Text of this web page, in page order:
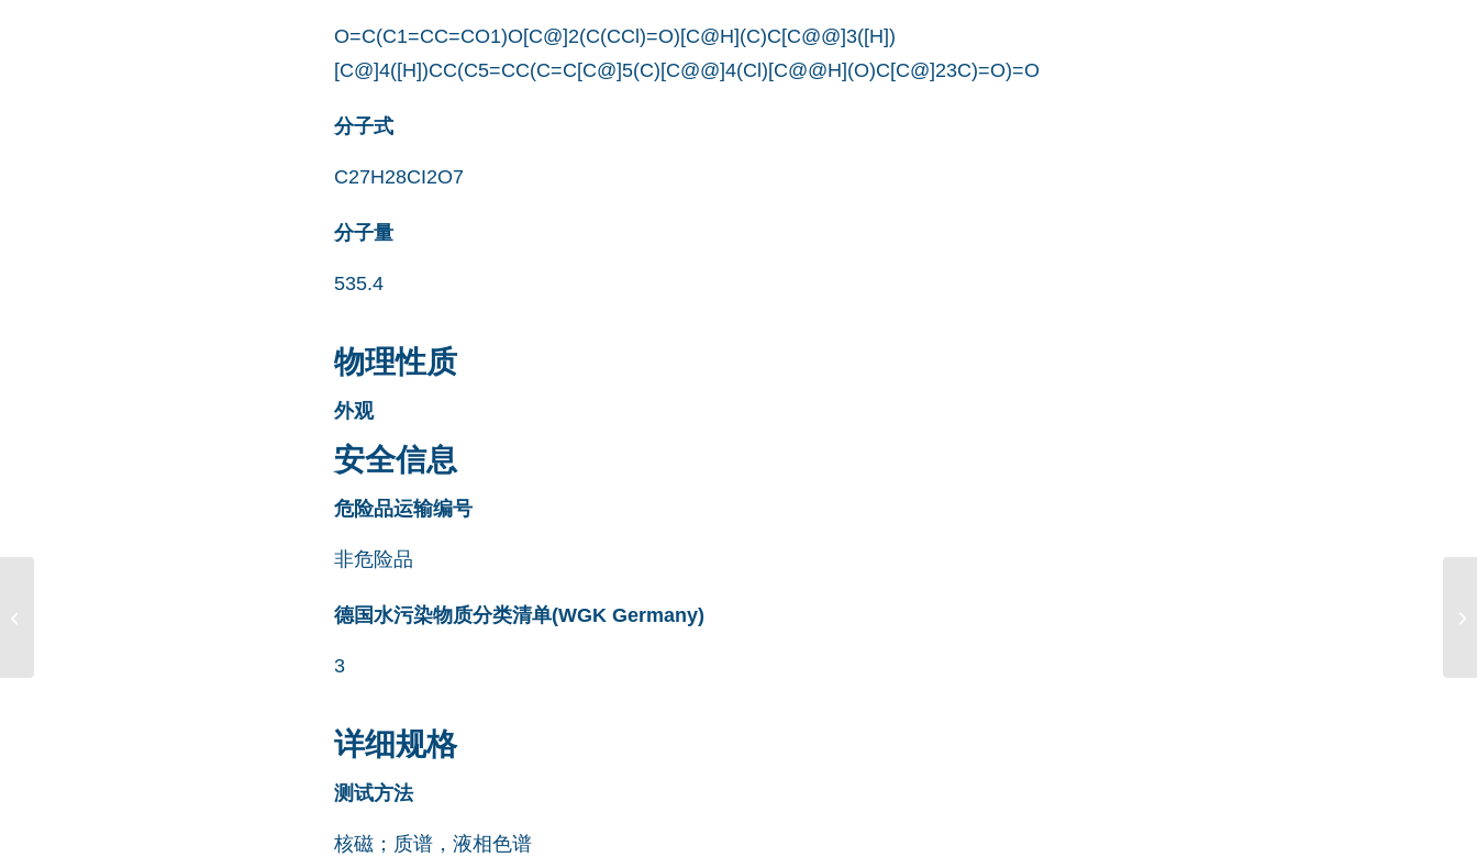
O=C(C1=CC=CO1)O[C@]2(C(CCl)=O)[C@H](C)C[C@@]3([H])
[C@]4([H])CC(C5=CC(C=C[C@]5(C)[C@@]4(Cl)[C@@H](O)C[C@]23C)=O)=O
分子式
C27H28CI2O7
分子量
535.4
物理性质
外观
安全信息
危险品运输编号
非危险品
德国水污染物质分类清单(WGK Germany)
3
详细规格
测试方法
核磁；质谱，液相色谱